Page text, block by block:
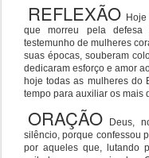
REFLEXÃO
que morreu pela
testemunho de mulheres
suas épocas, souberam
dedicaram esforço e amor
hoje todas as mulheres do
tempo para auxiliar os mais
ORAÇÃO Deus,
silêncio, porque confessou
por aqueles que, lutando